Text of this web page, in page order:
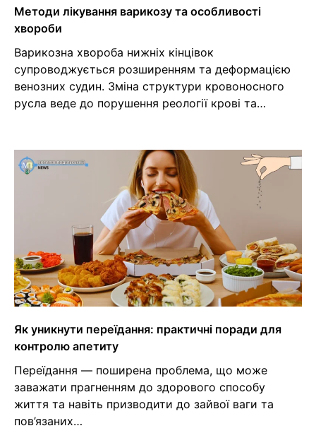
Методи лікування варикозу та особливості
хвороби
Варикозна хвороба нижніх кінцівок
супроводжується розширенням та деформацією
венозних судин. Зміна структури кровоносного
русла веде до порушення реології крові та…
Як уникнути переїдання: практичні поради для
контролю апетиту
Переїдання — поширена проблема, що може
заважати прагненням до здорового способу
життя та навіть призводити до зайвої ваги та
пов’язаних…